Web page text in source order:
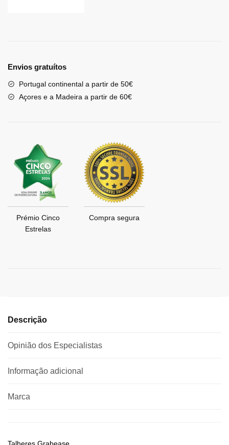
Envios gratuítos
Portugal continental a partir de 50€
Açores e a Madeira a partir de 60€
Prémio Cinco
Estrelas
Compra segura
Descrição
Opinião dos Especialistas
Informação adicional
Marca
Talheres Grabease